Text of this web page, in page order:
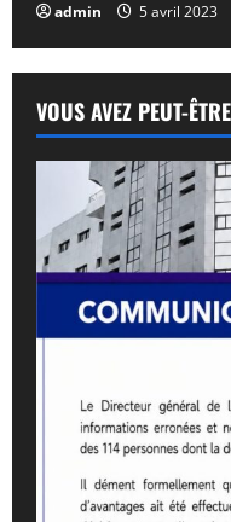
admin 5 avril 2023
VOUS AVEZ PEUT-